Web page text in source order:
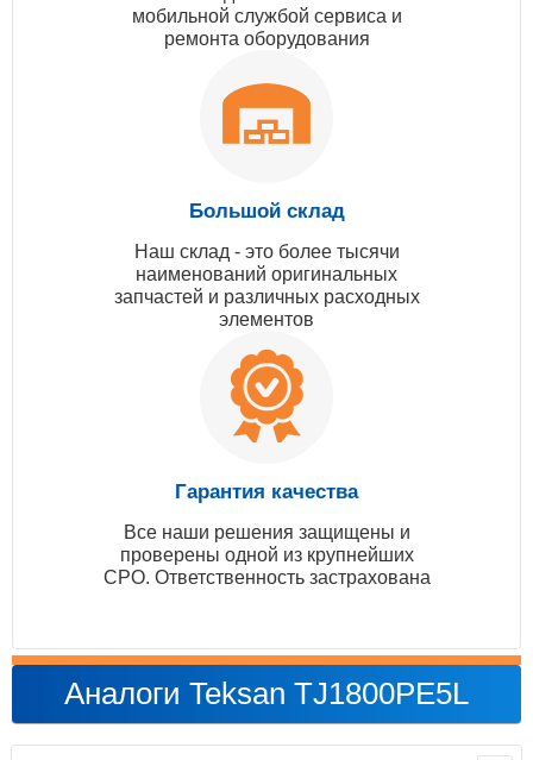
мобильной службой сервиса и
ремонта оборудования
Большой склад
Наш склад - это более тысячи
наименований оригинальных
запчастей и различных расходных
элементов
Гарантия качества
Все наши решения защищены и
проверены одной из крупнейших
СРО. Ответственность застрахована
Аналоги Teksan TJ1800PE5L